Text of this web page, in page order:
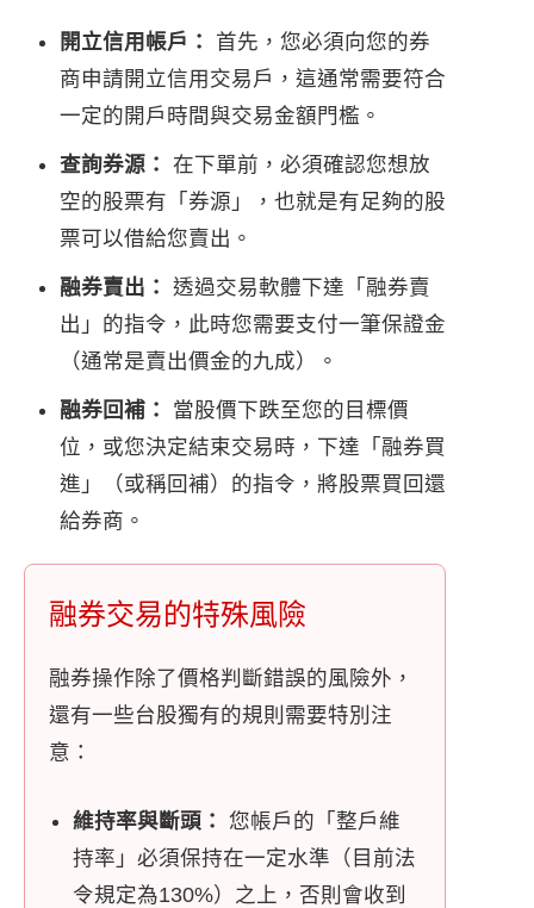
開立信用帳戶：
首先，您必須向您的券
商申請開立信用交易戶，這通常需要符合
一定的開戶時間與交易金額門檻。
查詢券源： 在下單前，必須確認您想放
空的股票有「券源」，也就是有足夠的股
票可以借給您賣出。
融券賣出： 透過交易軟體下達「融券賣
出」的指令，此時您需要支付一筆保證金
（通常是賣出價金的九成）。
融券回補：
當股價下跌至您的目標價
位，或您決定結束交易時，下達「融券買
進」（或稱回補）的指令，將股票買回還
給券商。
融券交易的特殊風險
融券操作除了價格判斷錯誤的風險外，
還有一些台股獨有的規則需要特別注
意：
維持率與斷頭： 您帳戶的「整戶維
持率」必須保持在一定水準（目前法
令規定為130%）之上，否則會收到